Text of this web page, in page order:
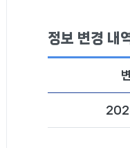
정보 변경 내